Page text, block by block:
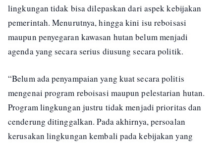
lingkungan tidak bisa dilepaskan dari aspek kebijakan
pemerintah. Menurutnya, hingga kini isu reboisasi
maupun penyegaran kawasan hutan belum menjadi
agenda yang secara serius diusung secara politik.
“Belum ada penyampaian yang kuat secara politis
mengenai program reboisasi maupun pelestarian hutan.
Program lingkungan justru tidak menjadi prioritas dan
cenderung ditinggalkan. Pada akhirnya, persoalan
kerusakan lingkungan kembali pada kebijakan yang